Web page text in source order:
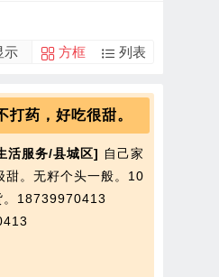
示 方框 列表
打药，好吃很甜。
活服务/县城区] 自己家
甜。无籽个头一般。10
。18739970413